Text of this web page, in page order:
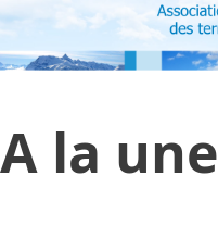
A la une